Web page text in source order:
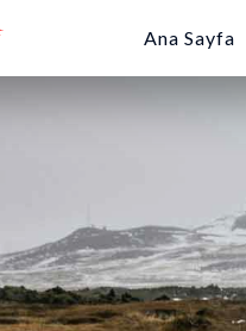
Ana Sayfa